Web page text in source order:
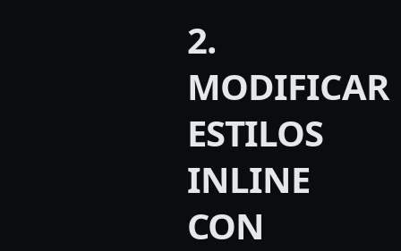
2.
MODIFICAR
ESTILOS
INLINE
CON